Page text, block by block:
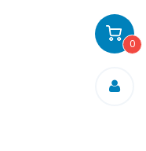
0